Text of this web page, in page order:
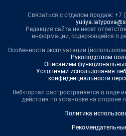
Связаться с отделом продаж: +7
Редакция сайта не несет
информации, содержащейся в
Особенности эксплуатации
Руководством
Описанием
Условиями использования
конфиденциальности
Веб-портал распространяется в виде
действия по установке на стороне
Политика